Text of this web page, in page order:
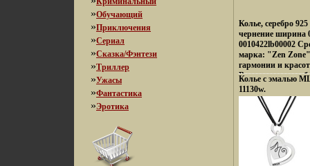
»Обучающий
»Приключения
»Сериал
»Сказка/Фэнтези
»Триллер
»Ужасы
»Фантастика
»Эротика
Колье, серебро
чернение
0010422lb00002
марка: "Zen
гармонии и
культур Востока
контрастов и
Настроения
французских
индийских
рифов и
динамика моды и
вдзхивсе это
Колье с эмалью
11130w.